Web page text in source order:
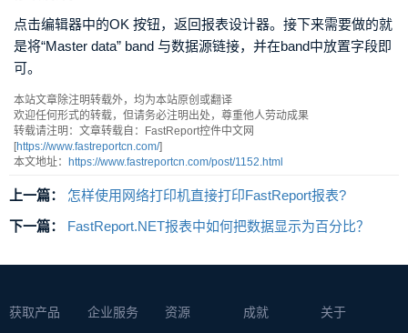
点击编辑器中的OK 按钮，返回报表设计器。接下来需要做的就
是将“Master data” band 与数据源链接，并在band中放置字段即
可。
本站文章除注明转载外，均为本站原创或翻译
欢迎任何形式的转载，但请务必注明出处，尊重他人劳动成果
转载请注明：文章转载自：FastReport控件中文网
[https://www.fastreportcn.com/]
本文地址：
https://www.fastreportcn.com/post/1152.html
上一篇：
怎样使用网络打印机直接打印FastReport报表?
下一篇：
FastReport.NET报表中如何把数据显示为百分比？
获取产品
企业服务
资源
成就
关于